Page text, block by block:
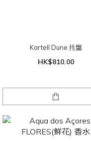
Kartell Dune 㧌盤
HK$810.00